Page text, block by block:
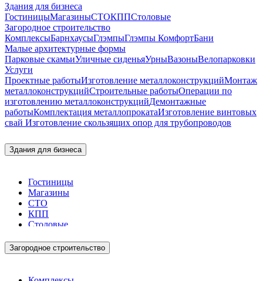
Здания для бизнеса
ГостиницыМагазиныСТОКППСтоловые
Загородное строительство
КомплексыБарнхаусыГлэмпыГлэмпы КомфортБани
Малые архитектурные формы
Парковые скамьиУличные сиденьяУрныВазоныВелопарковки
Услуги
Проектные работыИзготовление металлоконструкцийМонтаж
металлоконструкцийСтроительные работыОперации по
изготовлению металлоконструкцийДемонтажные
работыКомплектация металлопрокатаИзготовление винтовых
свай Изготовление скользящих опор для трубопроводов
Здания для бизнеса
Гостиницы
Магазины
СТО
КПП
Столовые
Загородное строительство